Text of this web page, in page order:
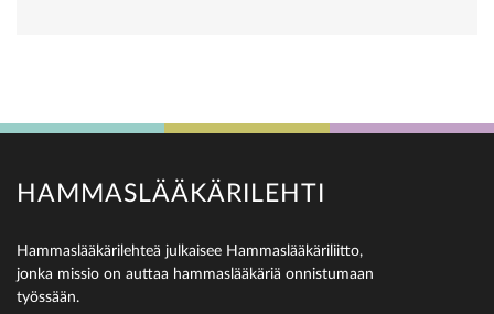
HAMMASLÄÄKÄRILEHTI
Hammaslääkärilehteä julkaisee Hammaslääkäriliitto,
jonka missio on auttaa hammaslääkäriä onnistumaan
työssään.